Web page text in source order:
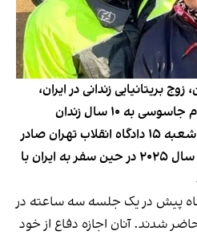
بریتانیایی زندانی در ایران،
اعلام کردند این دو نفر به اتهام جاسوسی به ۱۰ سال زندان
محکوم شده‌اند. این حکم در شعبه ۱۵ دادگاه انقلاب تهران صادر
شده است. این زوج در ابتدای سال ۲۰۲۵ در حین سفر به ایران با
پیش در یک جلسه سه ساعته در
شدند. آنان اجازه دفاع از خود